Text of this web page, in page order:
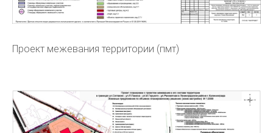
Проект межевания территории (пмт)